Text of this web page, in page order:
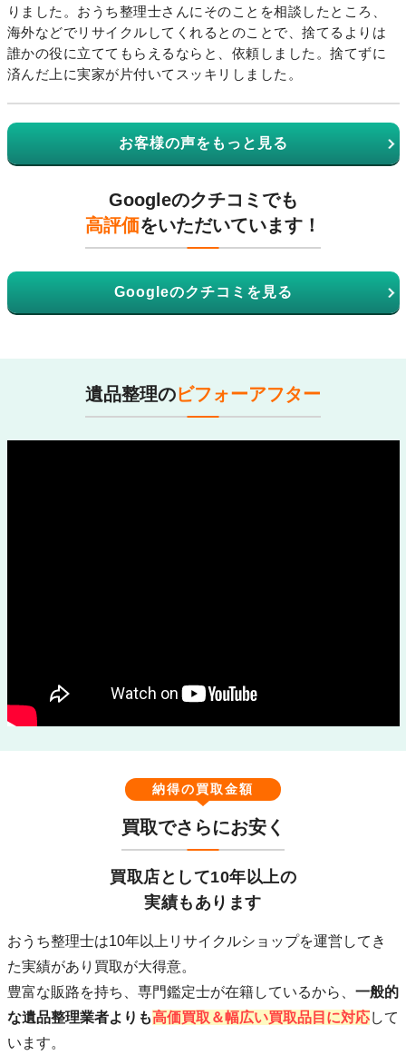
りました。おうち整理士さんにそのことを相談したところ、
海外などでリサイクルしてくれるとのことで、捨てるよりは
誰かの役に立ててもらえるならと、依頼しました。捨てずに
済んだ上に実家が片付いてスッキリしました。
お客様の声をもっと見る
Googleのクチコミでも
高評価をいただいています！
Googleのクチコミを見る
遺品整理のビフォーアフター
納得の買取金額
買取でさらにお安く
買取店として10年以上の
実績もあります
おうち整理士は10年以上リサイクルショップを運営してき
た実績があり買取が大得意。
豊富な販路を持ち、専門鑑定士が在籍しているから、 一般的
な遺品整理業者よりも高価買取＆幅広い買取品目に対応して
います。